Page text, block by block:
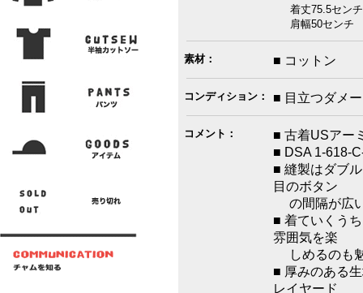
着丈75.5センチ
肩幅50センチ
素材： ■ コットン
コンディション： ■ 目立つダメ
コメント：
■ 古着USアー
■ DSA 1-618-
■ 縫製はダブ
目のボタン
の間隔が広
■ 着ていくう
雰囲気を楽
しめるのも
■ 厚みのある
レイヤード